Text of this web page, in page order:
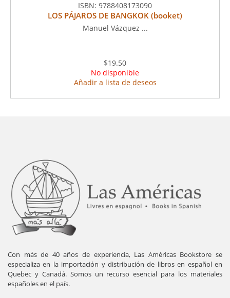
ISBN: 9788408173090
LOS PÁJAROS DE BANGKOK (booket)
Manuel Vázquez ...
$19.50
No disponible
Añadir a lista de deseos
Con más de 40 años de experiencia, Las Américas Bookstore se
especializa en la importación y distribución de libros en español en
Quebec y Canadá. Somos un recurso esencial para los materiales
españoles en el país.